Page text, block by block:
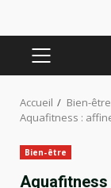
MENU
Accueil
Bien-être
Aquafitness :
Bien-être